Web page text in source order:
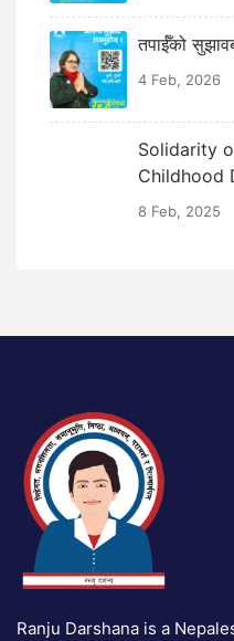
तपाईँको
4 Feb, 2026
Solidarity
Childhood
8 Feb, 2025
Ranju Darshana is a